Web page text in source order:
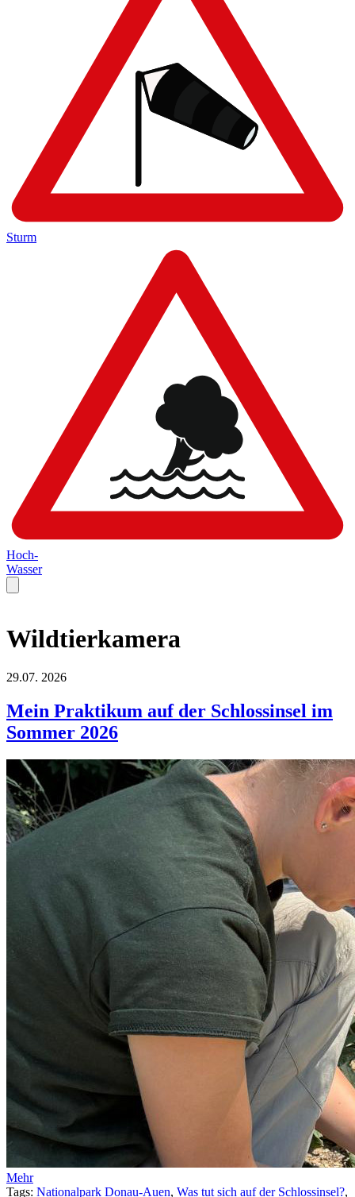
Sturm
Hoch-
Wasser
Wildtierkamera
29.07. 2026
Mein Praktikum auf der Schlossinsel im
Sommer 2026
Mehr
Tags: Nationalpark Donau-Auen, Was tut sich auf der Schlossinsel?,